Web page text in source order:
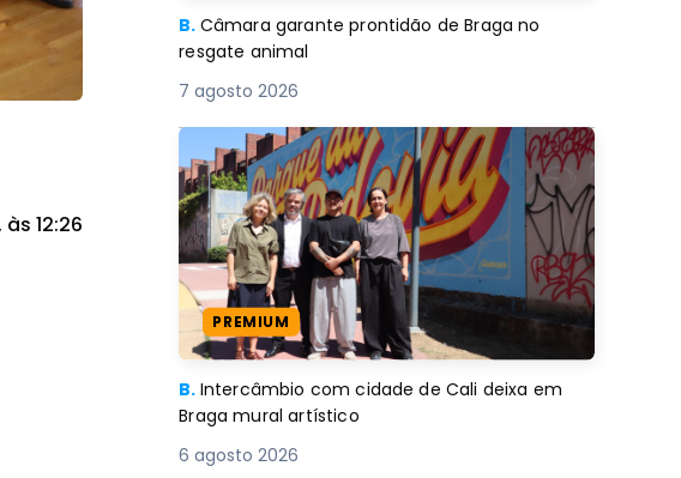
12:26
B. Câmara garante prontidão de Braga no
resgate animal
7 agosto 2026
PREMIUM
B. Intercâmbio com cidade de Cali deixa em
Braga mural artístico
6 agosto 2026